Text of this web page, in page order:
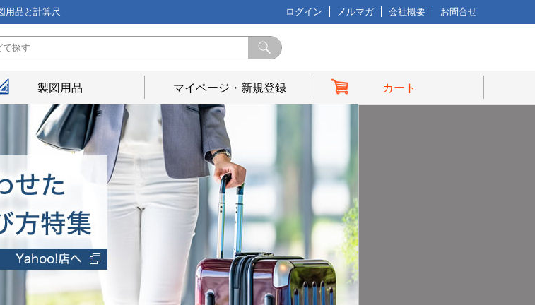
用品と計算尺 ログイン メルマガ 会社概要 お問合せ
製図用品 マイページ・新規登録 カート